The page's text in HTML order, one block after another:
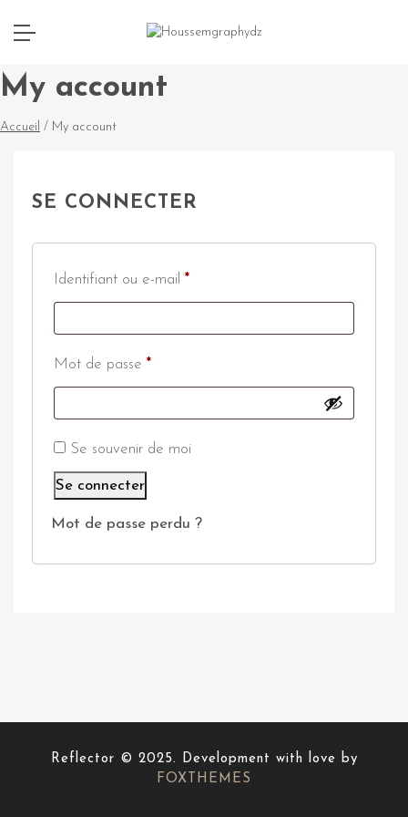
My account
Accueil / My account
SE CONNECTER
Identifiant ou e-mail *
Mot de passe *
Se souvenir de moi
Se connecter
Mot de passe perdu ?
Reflector © 2025. Development with love by
FOXTHEMES